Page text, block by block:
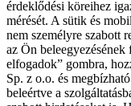
érdeklődési köreihez
mérését. A sütik és
nem személyre szabott
az Ön
elfogadok” gombra,
Sp. z o.o. és
beleértve a